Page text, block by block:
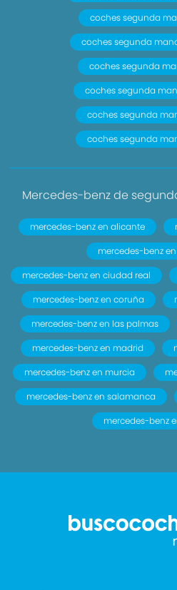
coches segunda
coches segunda
coches segunda
coches segunda
coches segunda
coches segunda
Mercedes-benz de
mercedes-benz en alicante
mercedes-benz
mercedes-benz en ciudad real
mercedes-benz en coruña
mercedes-benz en las palmas
mercedes-benz en madrid
mercedes-benz en murcia
mercedes-benz en salamanca
mercedes-benz